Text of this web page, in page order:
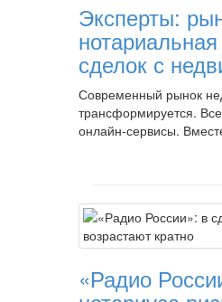
Эксперты:
сделок с
Современный рынок
трансформируется.
онлайн-сервисы.
«Радио